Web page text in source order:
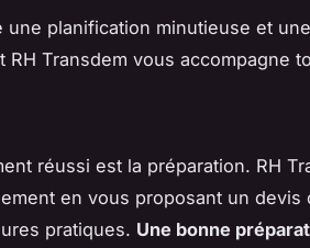
planification minutieuse et une
Transdem vous accompagne
réussi est la préparation. RH
en vous proposant un devis
pratiques. Une bonne